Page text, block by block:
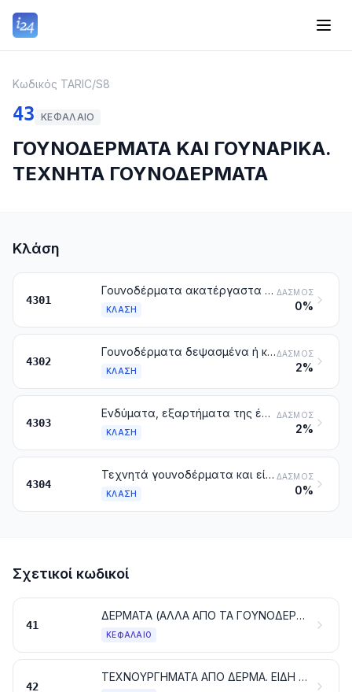
Κωδικός TARIC/S8
43 ΚΕΦΆΛΑΙΟ
ΓΟΥΝΟΔΕΡΜΑΤΑ ΚΑΙ ΓΟΥΝΑΡΙΚΑ.
ΤΕΧΝΗΤΑ ΓΟΥΝΟΔΕΡΜΑΤΑ
Κλάση
4301
Γουνοδέρματα ακατέργαστα (στα οποία περιλαμβάνονται και τα κεφάλια, ουρές, πόδια και άλλα κομμάτια που μπορούν να χρησιμοποιηθούν στην κατασκευή γουνοδερμάτων), άλλα από τα ακατέργαστα δέρματα των κλάσεων 4101, 4102 ή 4103
ΚΛΆΣΗ
ΔΑΣΜΌΣ
0%
4302
Γουνοδέρματα δεψασμένα ή κατεργασμένα (στα οποία περιλαμβάνονται και τα κεφάλια, ουρές, πόδια και άλλα κομμάτια, αποκόμματα και απορρίμματα), που δεν έχουν συναρμολογηθεί ή έχουν συναρμολογηθεί (χωρίς προσθήκη άλλων υλών), άλλα από εκείνα της κλάσης 4303
ΚΛΆΣΗ
ΔΑΣΜΌΣ
2%
4303
Ενδύματα, εξαρτήματα της ένδυσης και άλλα είδη από γουνοδέρματα
ΚΛΆΣΗ
ΔΑΣΜΌΣ
2%
4304
Τεχνητά γουνοδέρματα και είδη από τεχνητά γουνοδέρματα
ΚΛΆΣΗ
ΔΑΣΜΌΣ
0%
Σχετικοί κωδικοί
41
ΔΕΡΜΑΤΑ (ΑΛΛΑ ΑΠΟ ΤΑ ΓΟΥΝΟΔΕΡΜΑΤΑ)
ΚΕΦΆΛΑΙΟ
42
ΤΕΧΝΟΥΡΓΗΜΑΤΑ ΑΠΟ ΔΕΡΜΑ. ΕΙΔΗ ΣΕΛΟΠΟΙΙΑΣ ΚΑΙ ΛΟΙΠΟΥ ΕΞΟΠΛΙΣΜΟΥ ΓΙΑ ΟΛΑ ΤΑ ΖΩΑ. ΕΙΔΗ ΤΑΞΙΔΙΟΥ, ΣΑΚΙΔΙΑ ΧΕΡΙΟΥ ΚΑΙ ΠΑΡΟΜΟΙΑ. ΤΕΧΝΟΥΡΓΗΜΑΤΑ ΑΠΟ ΕΝΤΕΡΑ [ΕΚΤΟΣ ΑΠΟ ΤΡΙΧΕΣ ΑΛΙΕΙΑΣ (ΜΕΣΣΗΝΕΖΕΣ)]